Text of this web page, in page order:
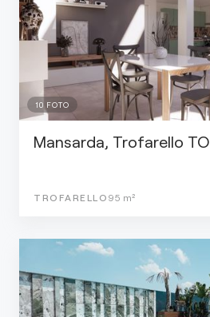
10 FOTO
Mansarda, Trofarello TO
TROFARELLO 95 m²